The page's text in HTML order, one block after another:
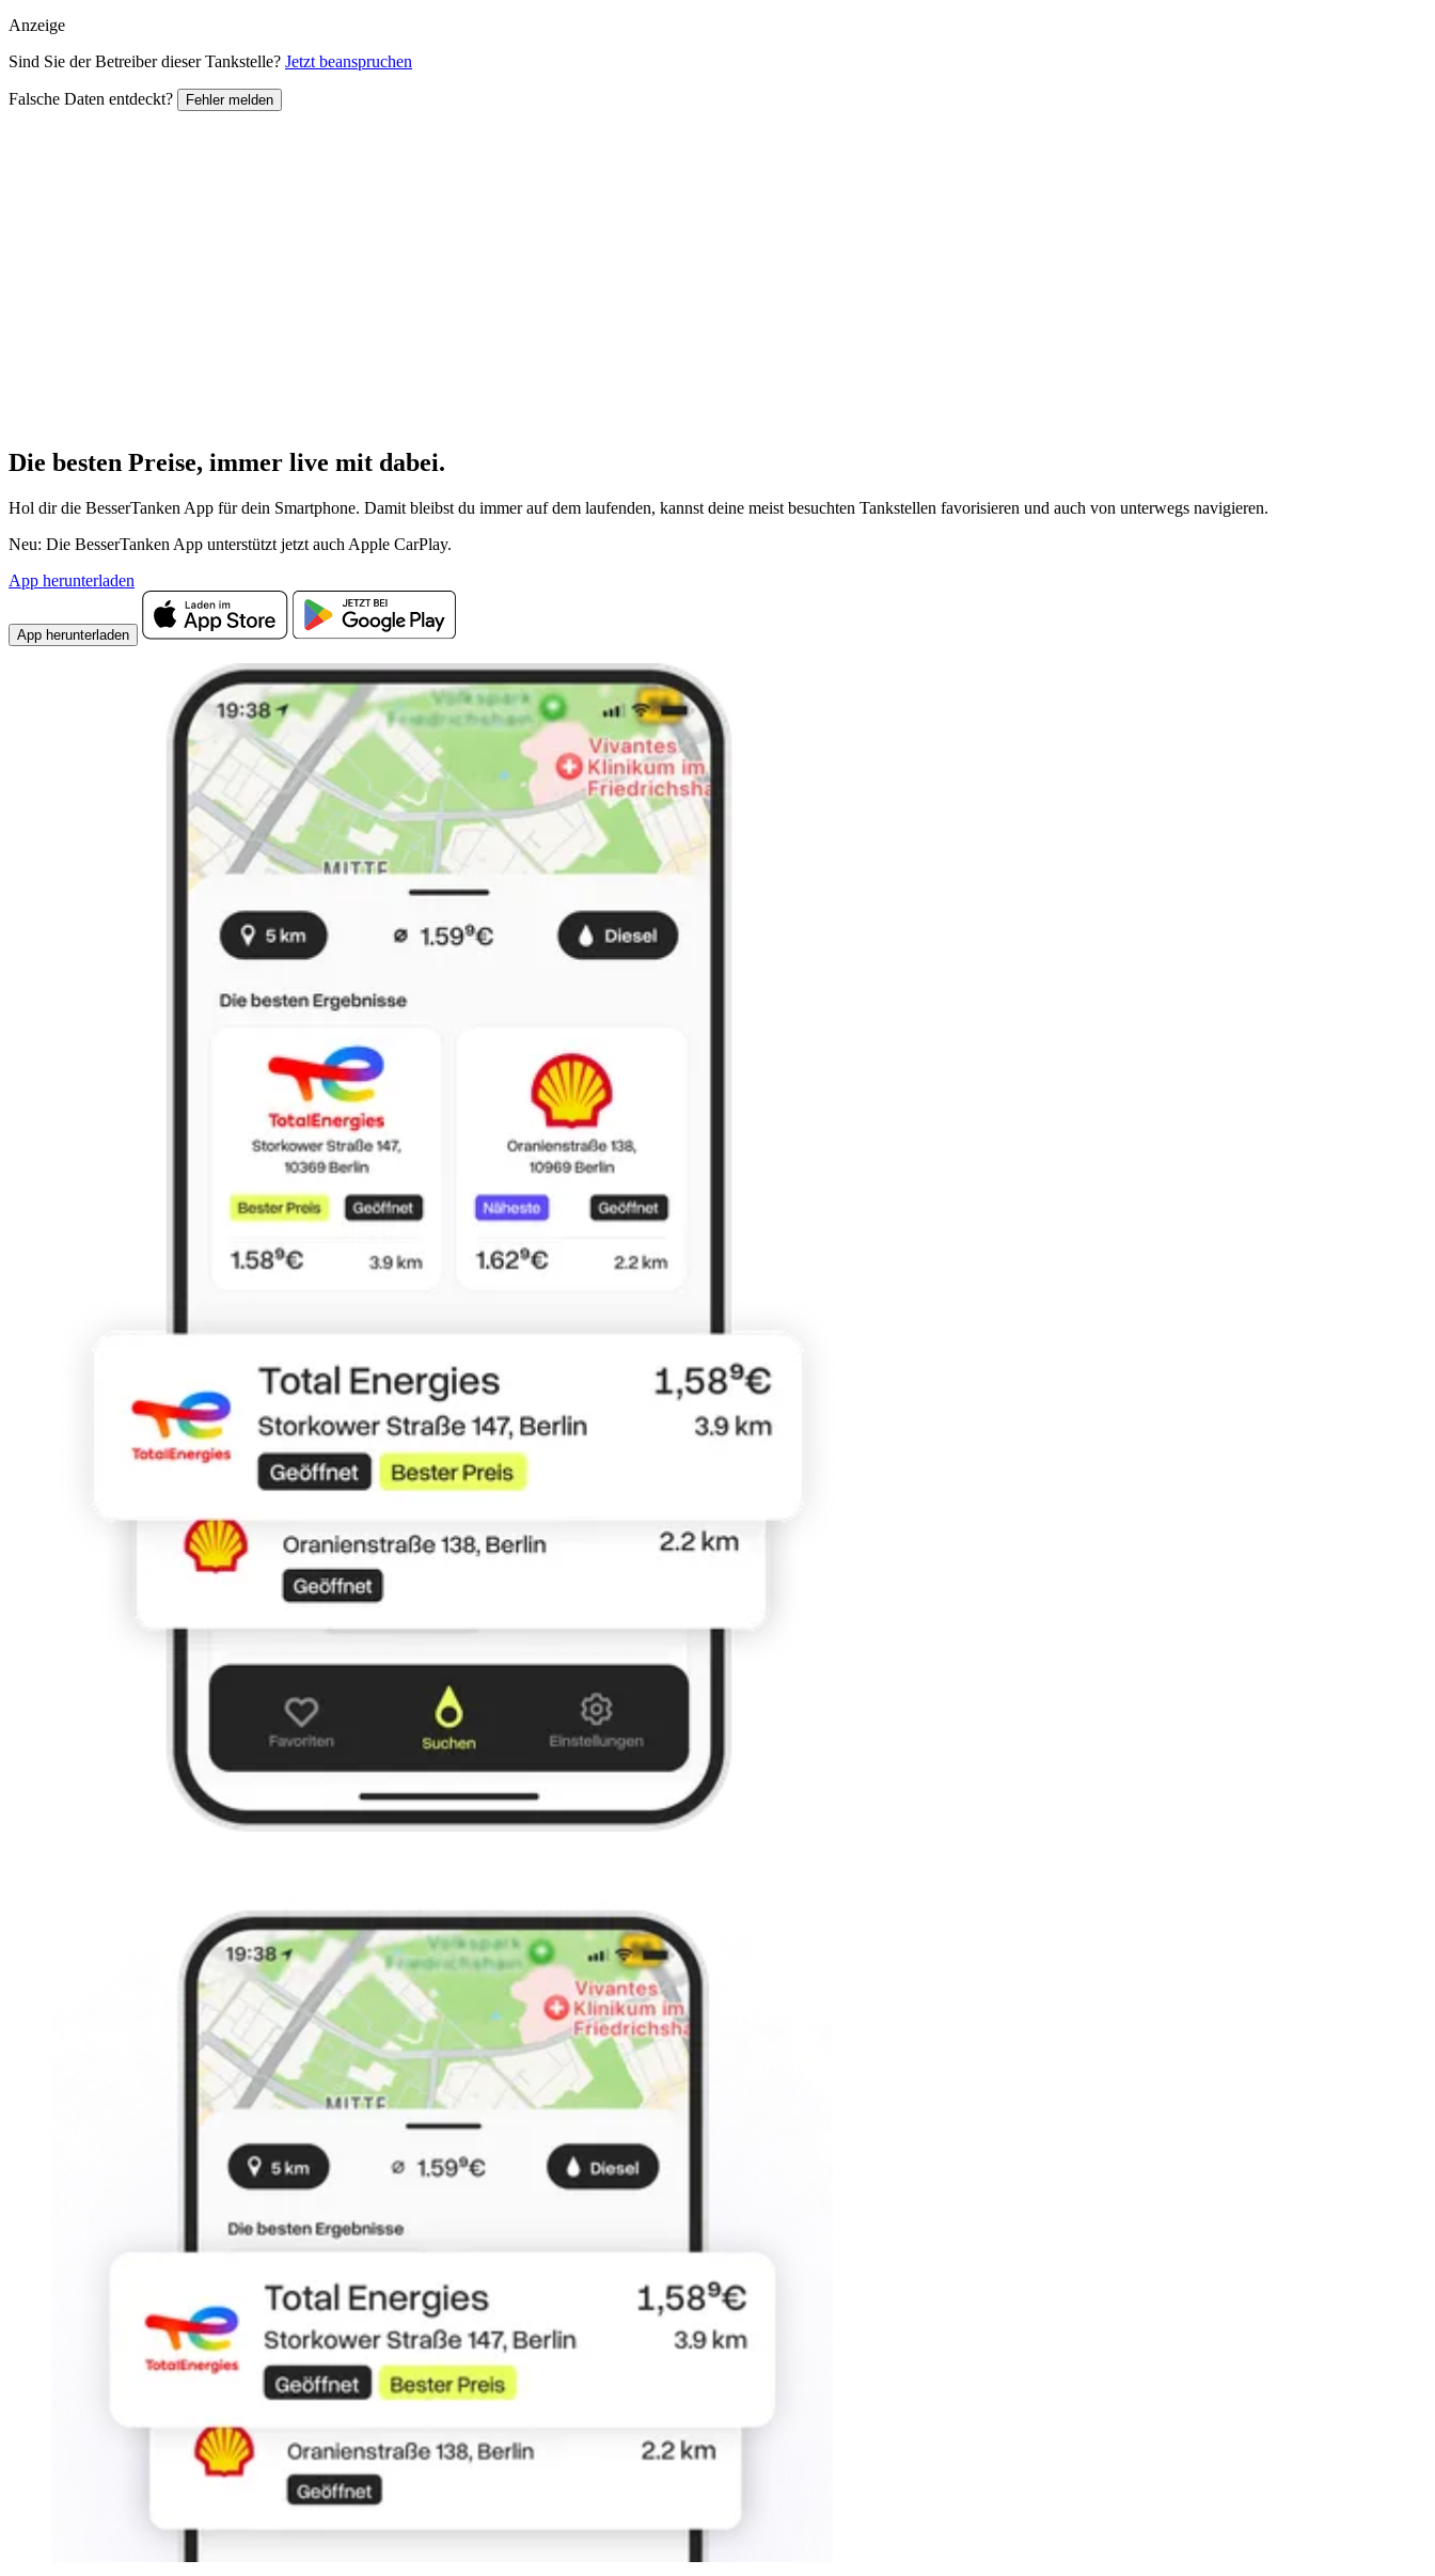
Anzeige
Sind Sie der Betreiber dieser Tankstelle? Jetzt beanspruchen
Falsche Daten entdeckt? Fehler melden
Die besten Preise, immer live mit dabei.
Hol dir die BesserTanken App für dein Smartphone. Damit bleibst du immer auf dem laufenden, kannst deine meist besuchten Tankstellen favorisieren und auch von unterwegs navigieren.
Neu: Die BesserTanken App unterstützt jetzt auch Apple CarPlay.
App herunterladen
App herunterladen